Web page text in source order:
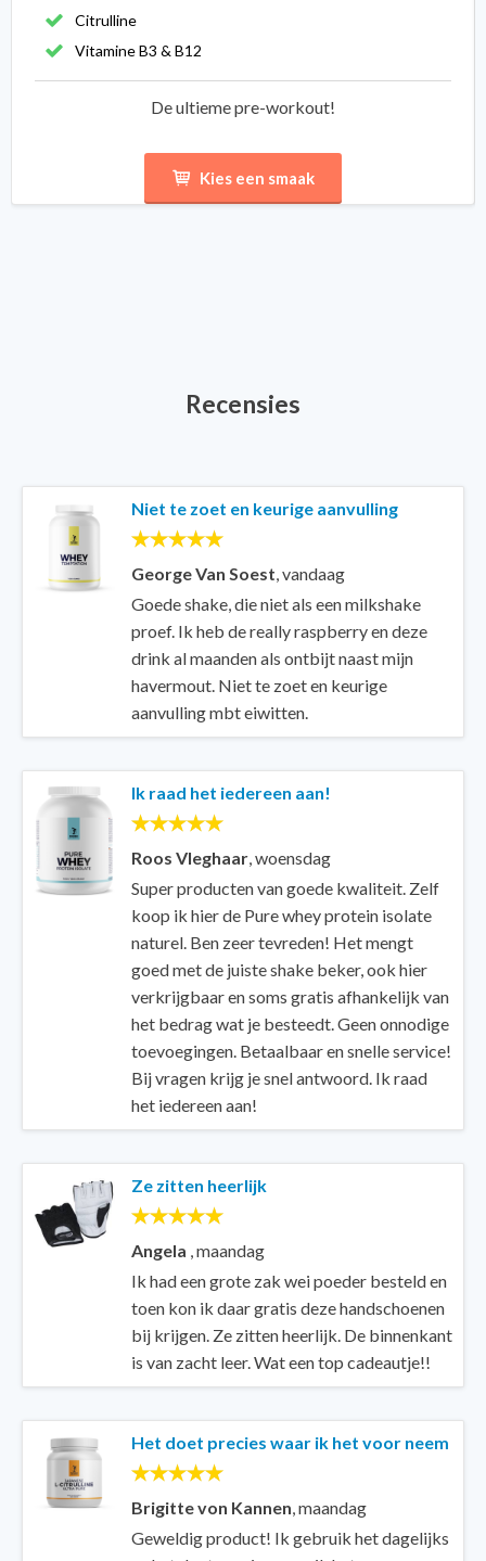
Citrulline
Vitamine B3 & B12
De ultieme pre-workout!
Kies een smaak
Recensies
Niet te zoet en keurige aanvulling
George Van Soest,vandaag
Goede shake, die niet als een milkshake
proef. Ik heb de really raspberry en deze
drink al maanden als ontbijt naast mijn
havermout. Niet te zoet en keurige
aanvulling mbt eiwitten.
Ik raad het iedereen aan!
Roos Vleghaar,woensdag
Super producten van goede kwaliteit. Zelf
koop ik hier de Pure whey protein isolate
naturel. Ben zeer tevreden! Het mengt
goed met de juiste shake beker, ook hier
verkrijgbaar en soms gratis afhankelijk van
het bedrag wat je besteedt. Geen onnodige
toevoegingen. Betaalbaar en snelle service!
Bij vragen krijg je snel antwoord. Ik raad
het iedereen aan!
Ze zitten heerlijk
Angela ,maandag
Ik had een grote zak wei poeder besteld en
toen kon ik daar gratis deze handschoenen
bij krijgen. Ze zitten heerlijk. De binnenkant
is van zacht leer. Wat een top cadeautje!!
Het doet precies waar ik het voor neem
Brigitte von Kannen,maandag
Geweldig product! Ik gebruik het dagelijks